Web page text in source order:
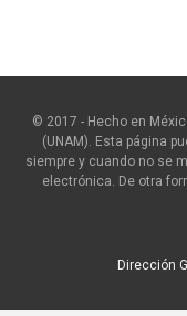
© 2017 - Hecho en
(UNAM). Esta página
siempre y cuando no se
electrónica. De otra
Dirección